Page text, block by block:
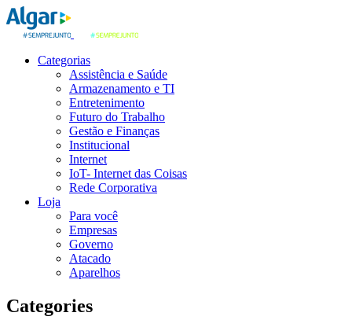
Categorias
Assistência e Saúde
Armazenamento e TI
Entretenimento
Futuro do Trabalho
Gestão e Finanças
Institucional
Internet
IoT- Internet das Coisas
Rede Corporativa
Loja
Para você
Empresas
Governo
Atacado
Aparelhos
Categories